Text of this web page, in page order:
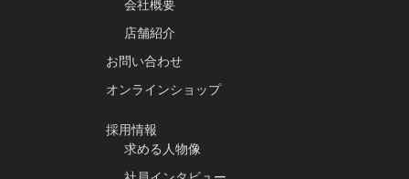
会社概要
店舗紹介
お問い合わせ
オンラインショップ
採用情報
求める人物像